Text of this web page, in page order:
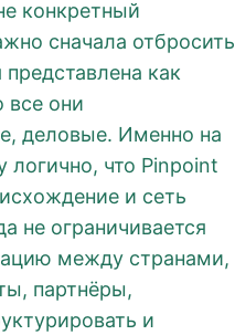
конкретный
сначала отбросить
как
все они
деловые. Именно на
логично, что Pinpoint
и сеть
не ограничивается
между странами,
партнёры,
и